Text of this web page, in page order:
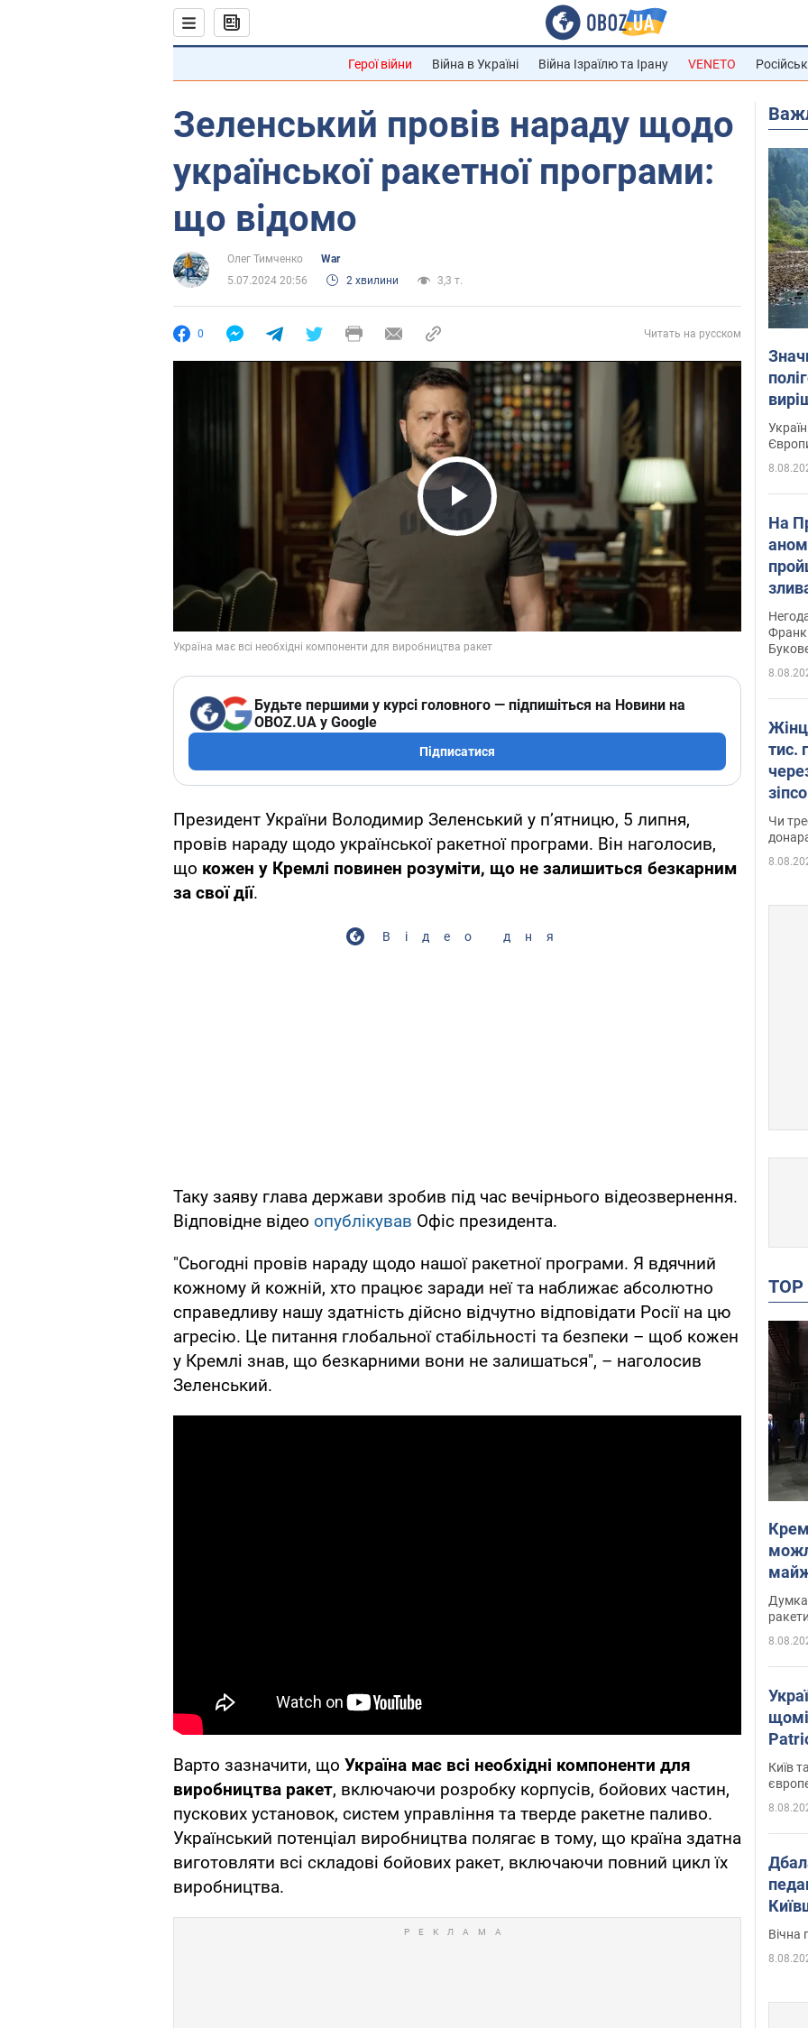
Герої війни Війна в Україні Війна Ізраїлю та Ірану VENETO
Зеленський провів нараду щодо
української ракетної програми:
що відомо
Олег Тимченко
War
5.07.2024 20:56
2 хвилини 3,3 т.
0 Читать на русском
Play Video
Будьте першими у курсі головного — підпишіться на Новини на
OBOZ.UA у Google
Підписатися
Президент України Володимир Зеленський у п’ятницю, 5 липня,
провів нараду щодо української ракетної програми. Він наголосив,
що кожен у Кремлі повинен розуміти, що не залишиться безкарним
за свої дії.
Відео дня
Таку заяву глава держави зробив під час вечірнього відеозвернення.
Відповідне відео опублікував Офіс президента.
"Сьогодні провів нараду щодо нашої ракетної програми. Я вдячний
кожному й кожній, хто працює заради неї та наближає абсолютно
справедливу нашу здатність дійсно відчутно відповідати Росії на цю
агресію. Це питання глобальної стабільності та безпеки – щоб кожен
у Кремлі знав, що безкарними вони не залишаться", – наголосив
Зеленський.
Варто зазначити, що Україна має всі необхідні компоненти для
виробництва ракет, включаючи розробку корпусів, бойових частин,
пускових установок, систем управління та тверде ракетне паливо.
Український потенціал виробництва полягає в тому, що країна здатна
виготовляти всі складові бойових ракет, включаючи повний цикл їх
виробництва.
На
тис.
Чи
Думка,
Київ
Вічна